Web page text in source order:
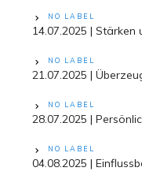
NO LABEL
14.07.2025 |
NO LABEL
21.07.2025 |
NO LABEL
28.07.2025 |
NO LABEL
04.08.2025 |